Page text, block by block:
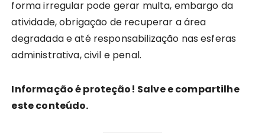
forma irregular pode gerar multa, embargo da
atividade, obrigação de recuperar a área
degradada e até responsabilização nas esferas
administrativa, civil e penal.
Informação é proteção! Salve e compartilhe
este conteúdo.